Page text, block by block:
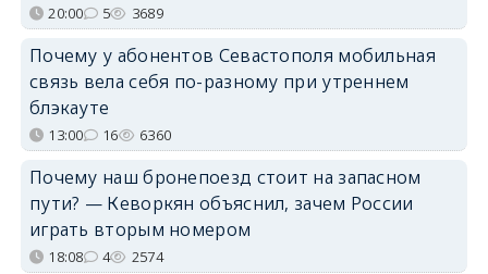
20:00 5 3689
Почему у абонентов Севастополя мобильная
связь вела себя по-разному при утреннем
блэкауте
13:00 16 6360
Почему наш бронепоезд стоит на запасном
пути? — Кеворкян объяснил, зачем России
играть вторым номером
18:08 4 2574